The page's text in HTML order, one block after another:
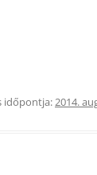
időpontja:2014.